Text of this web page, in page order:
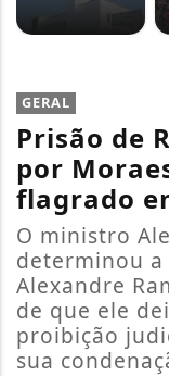
GERAL
Prisão de
por
flagrado
O ministro
determinou
Alexandre
de que ele
proibição
sua